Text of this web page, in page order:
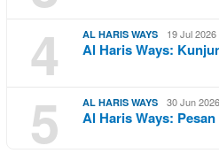
4 AL HARIS WAYS 19 Jul
Al Haris Ways:
5 AL HARIS WAYS 30 Jun
Al Haris Ways: